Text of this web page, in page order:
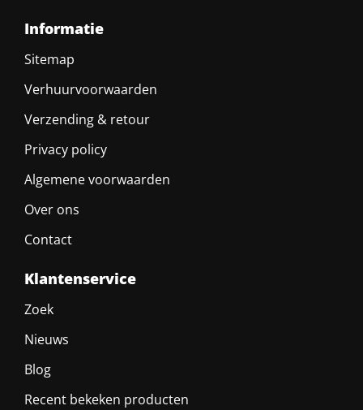
Informatie
Sitemap
Verhuurvoorwaarden
Verzending & retour
Privacy policy
Algemene voorwaarden
Over ons
Contact
Klantenservice
Zoek
Nieuws
Blog
Recent bekeken producten